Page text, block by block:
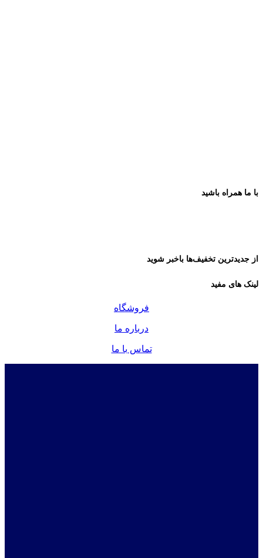
با ما همراه باشید
از جدیدترین تخفیف‌ها باخبر شوید
لینک های مفید
فروشگاه
درباره ما
تماس با ما